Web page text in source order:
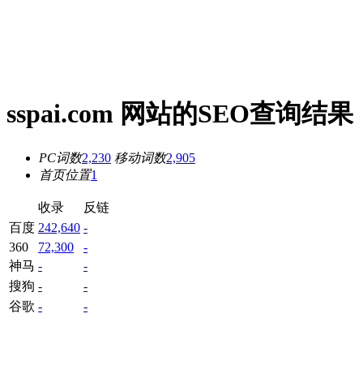
sspai.com 网站的SEO查询结果
PC词数2,230 移动词数2,905
首页位置1
收录
反链
百度 242,640 -
360
72,300
-
神马 -
-
搜狗 -
-
谷歌 - -